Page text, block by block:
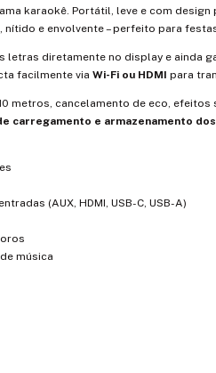
karaokê. Portátil, leve e com design
nítido e envolvente – perfeito para
letras diretamente no display e ainda
facilmente via Wi-Fi ou HDMI para
metros, cancelamento de eco,
carregamento e armazenamento
(AUX, HDMI, USB-C, USB-A)
música